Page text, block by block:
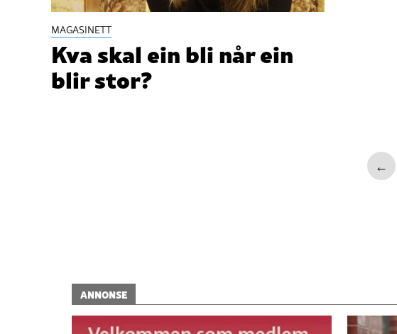
MAGASINETT
Kva skal ein bli når ein
blir stor?
←
ANNONSE